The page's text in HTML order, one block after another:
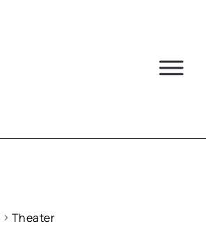
Theater